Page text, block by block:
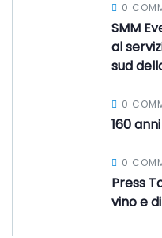
0
SMM
al
sud
0
160
0
Press
vino e